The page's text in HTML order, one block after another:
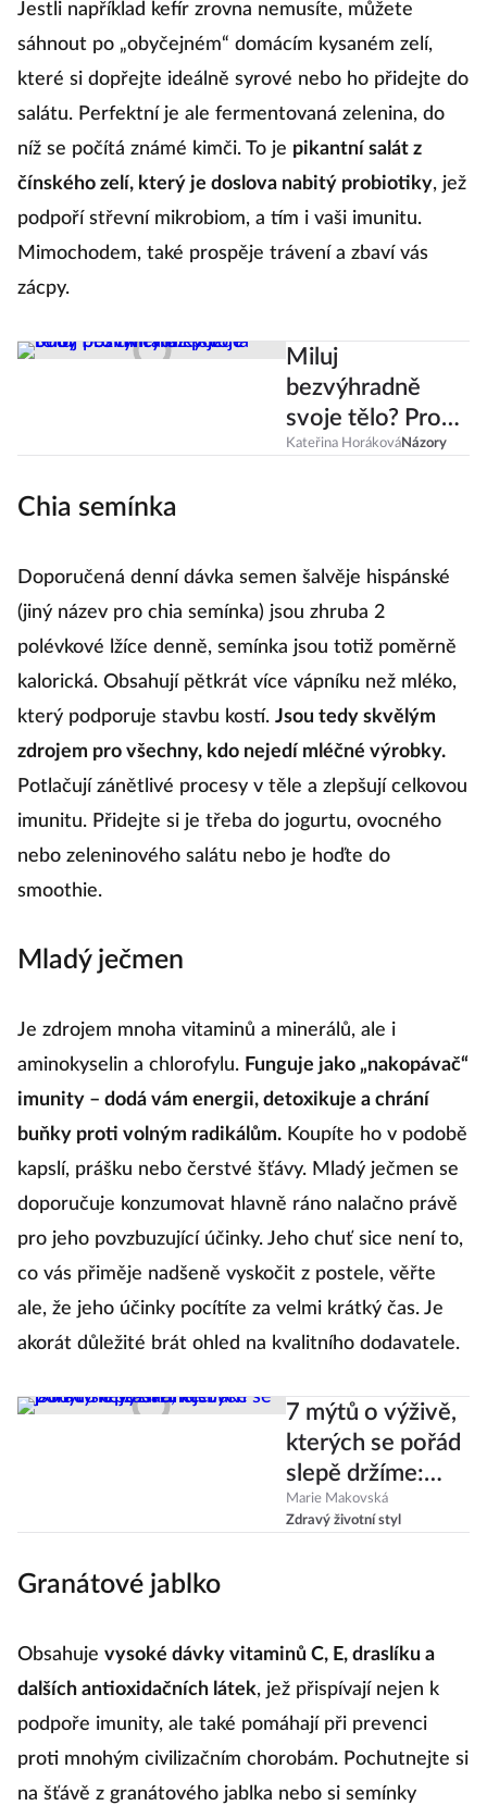
Jestli například kefír zrovna nemusíte, můžete
sáhnout po „obyčejném“ domácím kysaném zelí,
které si dopřejte ideálně syrové nebo ho přidejte do
salátu. Perfektní je ale fermentovaná zelenina, do
níž se počítá známé kimči. To je pikantní salát z
čínského zelí, který je doslova nabitý probiotiky, jež
podpoří střevní mikrobiom, a tím i vaši imunitu.
Mimochodem, také prospěje trávení a zbaví vás
zácpy.
Miluj
bezvýhradně
svoje tělo? Pro
mileniálky je na
Kateřina HorákováNázory
Chia semínka
Doporučená denní dávka semen šalvěje hispánské
(jiný název pro chia semínka) jsou zhruba 2
polévkové lžíce denně, semínka jsou totiž poměrně
kalorická. Obsahují pětkrát více vápníku než mléko,
který podporuje stavbu kostí. Jsou tedy skvělým
zdrojem pro všechny, kdo nejedí mléčné výrobky.
Potlačují zánětlivé procesy v těle a zlepšují celkovou
imunitu. Přidejte si je třeba do jogurtu, ovocného
nebo zeleninového salátu nebo je hoďte do
smoothie.
Mladý ječmen
Je zdrojem mnoha vitaminů a minerálů, ale i
aminokyselin a chlorofylu. Funguje jako „nakopávač“
imunity – dodá vám energii, detoxikuje a chrání
buňky proti volným radikálům. Koupíte ho v podobě
kapslí, prášku nebo čerstvé šťávy. Mladý ječmen se
doporučuje konzumovat hlavně ráno nalačno právě
pro jeho povzbuzující účinky. Jeho chuť sice není to,
co vás přiměje nadšeně vyskočit z postele, věřte
ale, že jeho účinky pocítíte za velmi krátký čas. Je
akorát důležité brát ohled na kvalitního dodavatele.
7 mýtů o výživě,
kterých se pořád
slepě držíme:
Jaké jsou ty
nejzásadnější?
Marie Makovská
Zdravý životní styl
Granátové jablko
Obsahuje vysoké dávky vitaminů C, E, draslíku a
dalších antioxidačních látek, jež přispívají nejen k
podpoře imunity, ale také pomáhají při prevenci
proti mnohým civilizačním chorobám. Pochutnejte si
na šťávě z granátového jablka nebo si semínky